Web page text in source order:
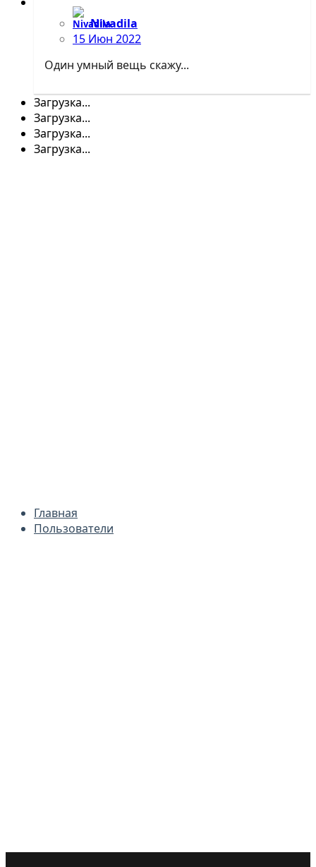
Nivadila
15 Июн 2022
Один умный вещь скажу...
Загрузка...
Загрузка...
Загрузка...
Загрузка...
Главная
Пользователи